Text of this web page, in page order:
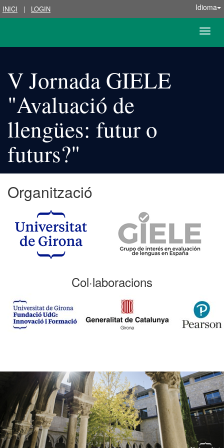
INICI | LOGIN Idioma
Toggle
V Jornada GIELE
"Avaluació de
llengües: futur o
futurs?"
Organització
Col·laboracions